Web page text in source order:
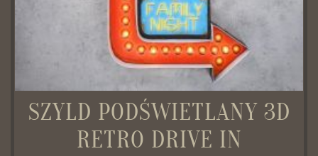
SZYLD PODŚWIETLANY 3D
RETRO DRIVE IN